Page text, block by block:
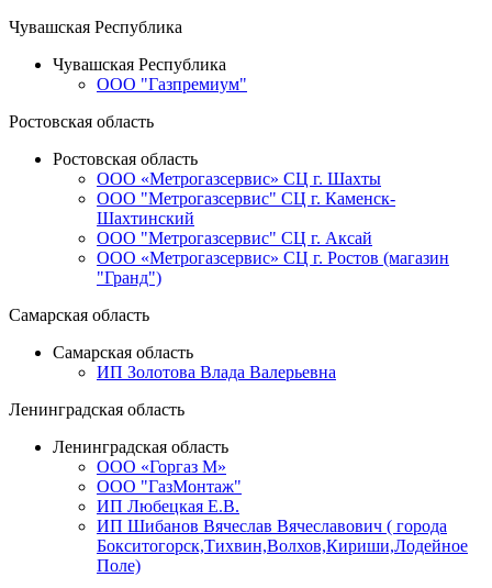
Чувашская Республика
Чувашская Республика
ООО "Газпремиум"
Ростовская область
Ростовская область
ООО «Метрогазсервис» СЦ г. Шахты
ООО "Метрогазсервис" СЦ г. Каменск-
Шахтинский
ООО "Метрогазсервис" СЦ г. Аксай
ООО «Метрогазсервис» СЦ г. Ростов (магазин
"Гранд")
Самарская область
Самарская область
ИП Золотова Влада Валерьевна
Ленинградская область
Ленинградская область
ООО «Горгаз М»
ООО "ГазМонтаж"
ИП Любецкая Е.В.
ИП Шибанов Вячеслав Вячеславович ( города
Бокситогорск,Тихвин,Волхов,Кириши,Лодейное
Поле)